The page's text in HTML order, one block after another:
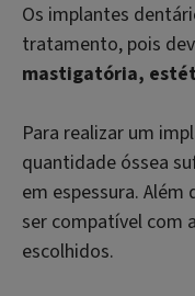
Os implantes
tratamento, pois
mastigatória,
Para realizar um
quantidade óssea
em espessura.
ser compatível com
escolhidos.